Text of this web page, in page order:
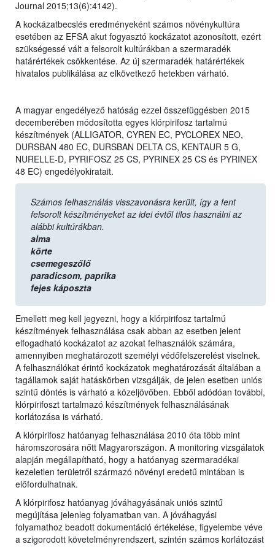
Journal 2015;13(6):4142).
A kockázatbecslés eredményeként számos növénykultúra
esetében az EFSA akut fogyasztó kockázatot azonosított, ezért
szükségessé vált a felsorolt kultúrákban a szermaradék
határértékek csökkentése. Az új szermaradék határértékek
hivatalos publikálása az elkövetkező hetekben várható.
A magyar engedélyező hatóság ezzel összefüggésben 2015
decemberében módosította egyes klórpirifosz tartalmú
készítmények (ALLIGATOR, CYREN EC, PYCLOREX NEO,
DURSBAN 480 EC, DURSBAN DELTA CS, KENTAUR 5 G,
NURELLE-D, PYRIFOSZ 25 CS, PYRINEX 25 CS és PYRINEX
48 EC) engedélyokiratait.
Számos felhasználás visszavonásra került, így a fent
felsorolt készítményeket az idei évtől tilos használni az
alábbi kultúrákban.
alma
körte
csemegeszőlő
paradicsom, paprika
fejes káposzta
Emellett meg kell jegyezni, hogy a klórpirifosz tartalmú
készítmények felhasználása csak abban az esetben jelent
elfogadható kockázatot az azokat felhasználók számára,
amennyiben meghatározott személyi védőfelszerelést viselnek.
A felhasználókat érintő kockázatok meghatározását általában a
tagállamok saját hatáskörben vizsgálják, de jelen esetben uniós
szintű döntés is várható a közeljövőben. Ebből adódóan további,
klórpirifoszt tartalmazó készítmények felhasználásának
korlátozása is várható.
A klórpirifosz hatóanyag felhasználása 2010 óta több mint
háromszorosára nőtt Magyarországon. A monitoring vizsgálatok
alapján megállapítható, hogy a hatóanyag szermaradékai
kezeletlen területről származó növényi eredetű mintában is
előfordulhatnak.
A klórpirifosz hatóanyag jóváhagyásának uniós szintű
megújítása jelenleg folyamatban van. A jóváhagyási
folyamathoz beadott dokumentáció értékelése, figyelembe véve
a szigorodott követelményrendszert, szintén számos korlátozást